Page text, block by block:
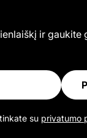
ir gaukite
su privatumo